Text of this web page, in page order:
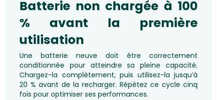
Batterie non chargée à 100
% avant la première
utilisation
Une batterie neuve doit être correctement
conditionnée pour atteindre sa pleine capacité.
Chargez-la complètement, puis utilisez-la jusqu’à
20 % avant de la recharger. Répétez ce cycle cinq
fois pour optimiser ses performances.